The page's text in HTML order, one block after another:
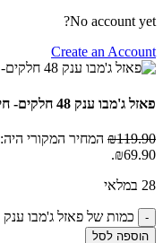
No account yet?
Create an Account
פאזל ג'מבו ענק 48 חלקים- חיות בסוואנה
₪119.90 המחיר המקורי היה: ₪119.90.
₪69.90.
28 במלאי
כמות של פאזל ג'מבו ענק 48 חלקים- חיות בסוואנה
הוספה לסל